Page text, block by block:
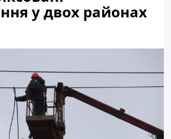
у двох районах